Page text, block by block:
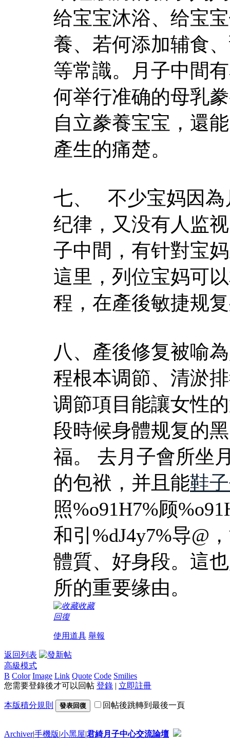
给宝宝沐浴、给宝
養、若何添加辅食
等常識。月子中間
何举行准确的母乳
自立豢養宝宝，還
產生的痛楚。
七、 不少宝妈因為
纪律，又没有人监
子中間，有针對宝
這里，列位宝妈可
程，在產後敏捷规
八、產後修复被喻
程根本调節、清淤
调節項目能讓女性
段時候身體规复的
福。 去月子會所坐
的包袱，并且能鞋
照%o91H7%顾
和引%dJ4y7%导@
體質、好身段。這
所的重要缘由。
收藏
回復
使用道具 舉報
返回列表
高級模式
B Color Image Link Quote Code Smilies
您需要登錄後才可以回帖 登錄 | 立即註冊
本版積分規則 發表回復 回帖後跳轉到最後一頁
Archiver|手機版|小黑屋|君綺月子中心交流論壇